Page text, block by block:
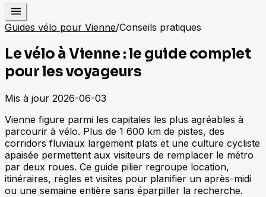
Guides vélo pour Vienne/Conseils pratiques
Le vélo à Vienne : le guide complet
pour les voyageurs
Mis à jour 2026-06-03
Vienne figure parmi les capitales les plus agréables à
parcourir à vélo. Plus de 1 600 km de pistes, des
corridors fluviaux largement plats et une culture cycliste
apaisée permettent aux visiteurs de remplacer le métro
par deux roues. Ce guide pilier regroupe location,
itinéraires, règles et visites pour planifier un après-midi
ou une semaine entière sans éparpiller la recherche.